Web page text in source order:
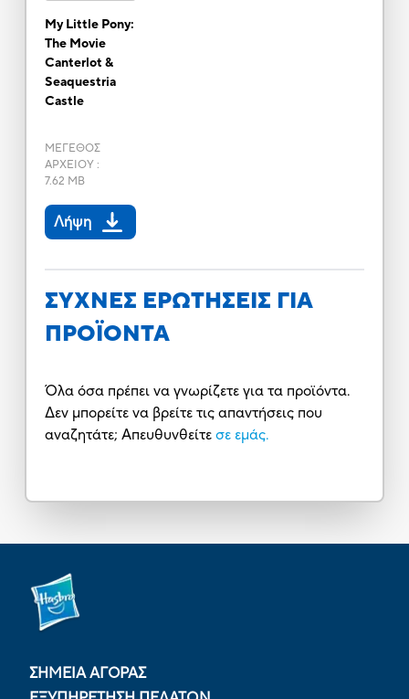
My Little Pony:
The Movie
Canterlot &
Seaquestria
Castle
ΜΕΓΕΘΟΣ
ΑΡΧΕΙΟΥ:
7.62 MB
Λήψη
ΣΥΧΝΕΣ ΕΡΩΤΗΣΕΙΣ ΓΙΑ
ΠΡΟΪΟΝΤΑ
Όλα όσα πρέπει να γνωρίζετε για τα προϊόντα.
Δεν μπορείτε να βρείτε τις απαντήσεις που
αναζητάτε; Απευθυνθείτε σε εμάς.
ΣΗΜΕΙΑ ΑΓΟΡΑΣ